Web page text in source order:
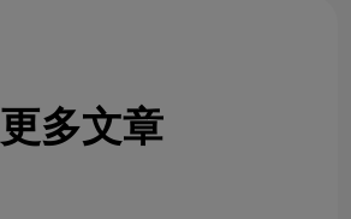
更多文章